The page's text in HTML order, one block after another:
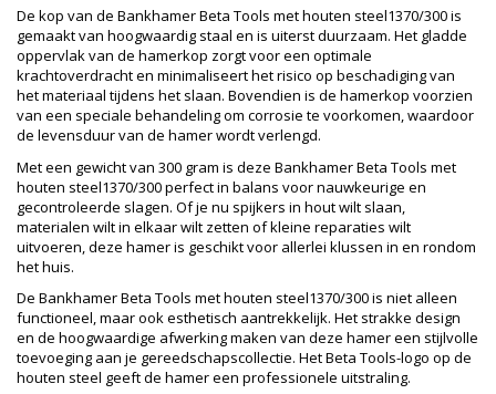
De kop van de Bankhamer Beta Tools met houten steel1370/300 is
gemaakt van hoogwaardig staal en is uiterst duurzaam. Het gladde
oppervlak van de hamerkop zorgt voor een optimale
krachtoverdracht en minimaliseert het risico op beschadiging van
het materiaal tijdens het slaan. Bovendien is de hamerkop voorzien
van een speciale behandeling om corrosie te voorkomen, waardoor
de levensduur van de hamer wordt verlengd.
Met een gewicht van 300 gram is deze Bankhamer Beta Tools met
houten steel1370/300 perfect in balans voor nauwkeurige en
gecontroleerde slagen. Of je nu spijkers in hout wilt slaan,
materialen wilt in elkaar wilt zetten of kleine reparaties wilt
uitvoeren, deze hamer is geschikt voor allerlei klussen in en rondom
het huis.
De Bankhamer Beta Tools met houten steel1370/300 is niet alleen
functioneel, maar ook esthetisch aantrekkelijk. Het strakke design
en de hoogwaardige afwerking maken van deze hamer een stijlvolle
toevoeging aan je gereedschapscollectie. Het Beta Tools-logo op de
houten steel geeft de hamer een professionele uitstraling.